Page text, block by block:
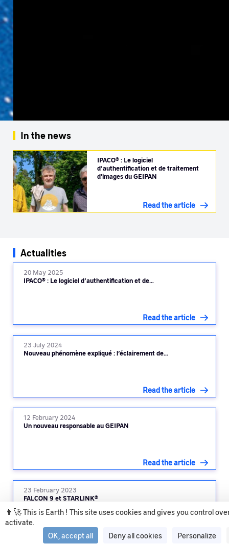
👨‍🚀 This is Earth ! This site uses cookies and gives you control
activate.
OK, accept all
Deny all cookies Personalize
In the news
IPACO® : Le logiciel
d’authentification et de traitement
d'images du GEIPAN
Read the article
Actualities
20 May 2025
IPACO® : Le logiciel d’authentification et de…
Read the article
23 July 2024
Nouveau phénomène expliqué : l’éclairement de…
Read the article
12 February 2024
Un nouveau responsable au GEIPAN
Read the article
23 February 2023
FALCON 9 et STARLINK®
Read the article